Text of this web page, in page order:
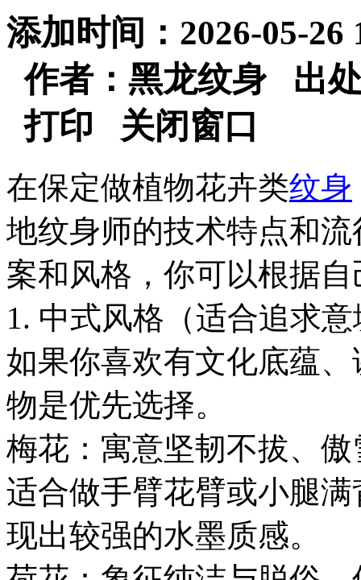
添加时间：2026-05-
作者：黑龙纹身 出
打印
关闭窗口
在保定做植物花卉类纹身
地纹身师的技术特点和
案和风格，你可以根据
1. 中式风格（适合追求
如果你喜欢有文化底蕴
物是优先选择。
梅花：寓意坚韧不拔、
适合做手臂花臂或小腿
现出较强的水墨质感。